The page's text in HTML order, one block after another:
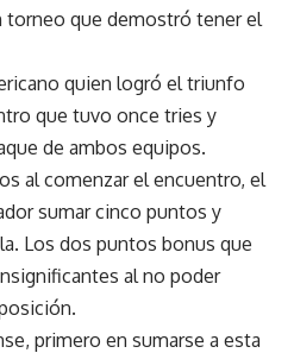
torneo que demostró tener el
quien logró el triunfo
que tuvo once tries y
de ambos equipos.
al comenzar el encuentro, el
sumar cinco puntos y
Los dos puntos bonus que
al no poder
primero en sumarse a esta